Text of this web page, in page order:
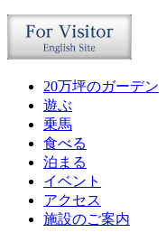
20万坪のガーデン
遊ぶ
乗馬
食べる
泊まる
イベント
アクセス
施設のご案内